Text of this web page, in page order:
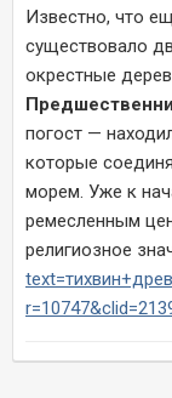
Известно, что
существовало
окрестные
погост —
которые
морем. Уже к
ремесленным
религиозное